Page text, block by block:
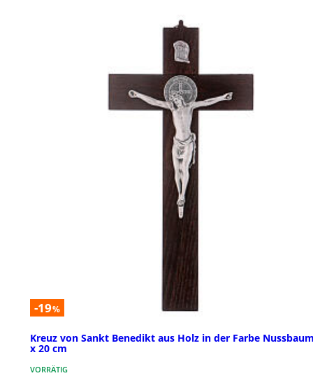
-19%
Kreuz von Sankt Benedikt aus Holz in der Farbe
x 20 cm
VORRÄTIG